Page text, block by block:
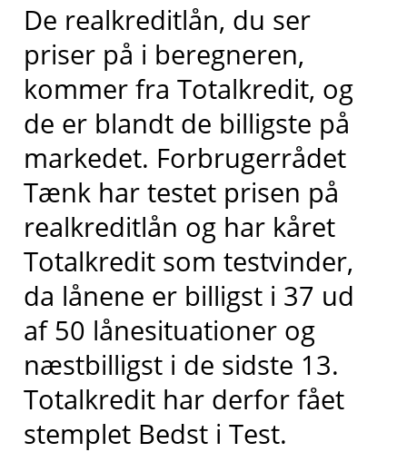
De realkreditlån, du ser
priser på i beregneren,
kommer fra Totalkredit, og
de er blandt de billigste på
markedet. Forbrugerrådet
Tænk har testet prisen på
realkreditlån og har kåret
Totalkredit som testvinder,
da lånene er billigst i 37 ud
af 50 lånesituationer og
næstbilligsti de sidste 13.
Totalkredit har derfor fået
stemplet Bedst i Test.